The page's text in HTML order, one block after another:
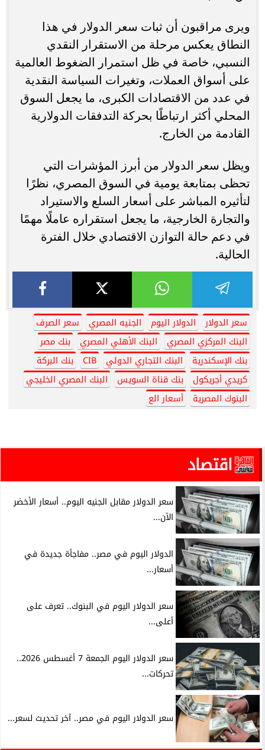
ويرى مراقبون أن ثبات سعر الدولار في هذا
النطاق يعكس مرحلة من الاستقرار النقدي
النسبي، خاصة في ظل استمرار الضغوط العالمية
على أسواق العملات، وتغيرات السياسة النقدية
في عدد من الاقتصادات الكبرى، ما يجعل السوق
المحلي أكثر ارتباطًا بحركة التدفقات الدولارية
القادمة من الخارج.
ويظل سعر الدولار من أبرز المؤشرات التي
تحظى بمتابعة يومية في السوق المصري، نظرًا
لتأثيره المباشر على أسعار السلع والاستيراد
والتجارة الخارجية، ما يجعل استقراره عاملًا مهمًا
في دعم حالة التوازن الاقتصادي خلال الفترة
الحالية.
سعر الدولار الدولار اليوم الجنيه المصري
سعر الصرف
البنك المركزي المصري
البنك الأهلي المصري
بنك مصر
بنك الإسكندرية
البنك التجاري الدولي CIB
بنك البركة
كريدي أجريكول
بنك قناة السويس
البنك المصري الخليجي
البنوك المصرية
أسعار الع
اقتصاد
سعر الدولار مقابل الجنيه اليوم.. أسعار الأخضر
الآن...
الدولار اليوم في مصر.. مفاجأة جديدة في
أسعار...
سعر الدولار اليوم في البنوك.. تعرف على
أعلى...
سعر الدولار اليوم الجمعة 7 أغسطس 2026..
تحركات...
سعر الدولار اليوم في مصر.. آخر تحديث لسعر...